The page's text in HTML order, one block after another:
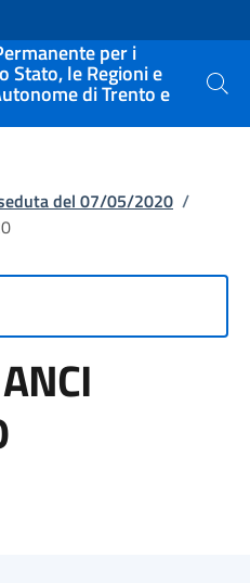
per i
Stato, le Regioni e
di Trento e Cerca
del 07/05/2020 /